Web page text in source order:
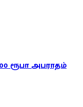
ரூபா அபராதம்